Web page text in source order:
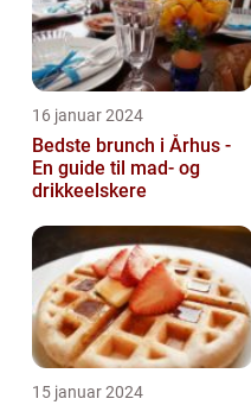
16 januar 2024
Bedste brunch i Århus -
En guide til mad- og
drikkeelskere
15 januar 2024